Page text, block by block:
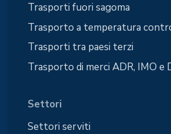
Trasporti fuori sagoma
Trasporto a temperatura
Trasporti tra paesi terzi
Trasporto di merci ADR, IMO e
Settori
Settori serviti